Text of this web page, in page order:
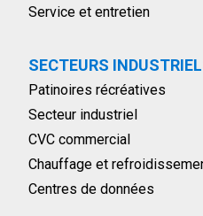
Service et entretien
SECTEURS
Patinoires récréatives
Secteur industriel
CVC commercial
Chauffage et
Centres de données